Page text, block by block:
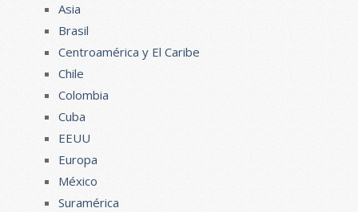
Asia
Brasil
Centroamérica y El Caribe
Chile
Colombia
Cuba
EEUU
Europa
México
Suramérica